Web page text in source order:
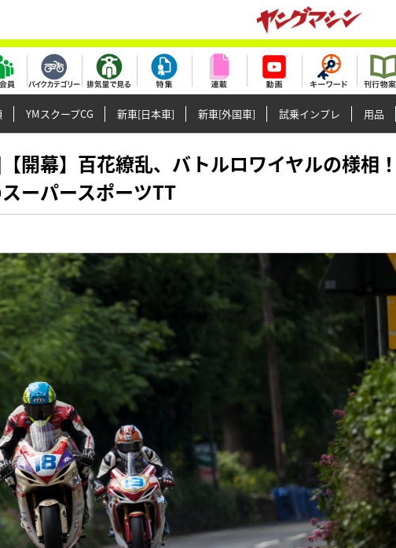
YMスクープCG 新車[日本車] 新車[外国車] 試乗インプレ 用品
開幕】百花繚乱、バトルロワイヤルの様相
ーパースポーツTT